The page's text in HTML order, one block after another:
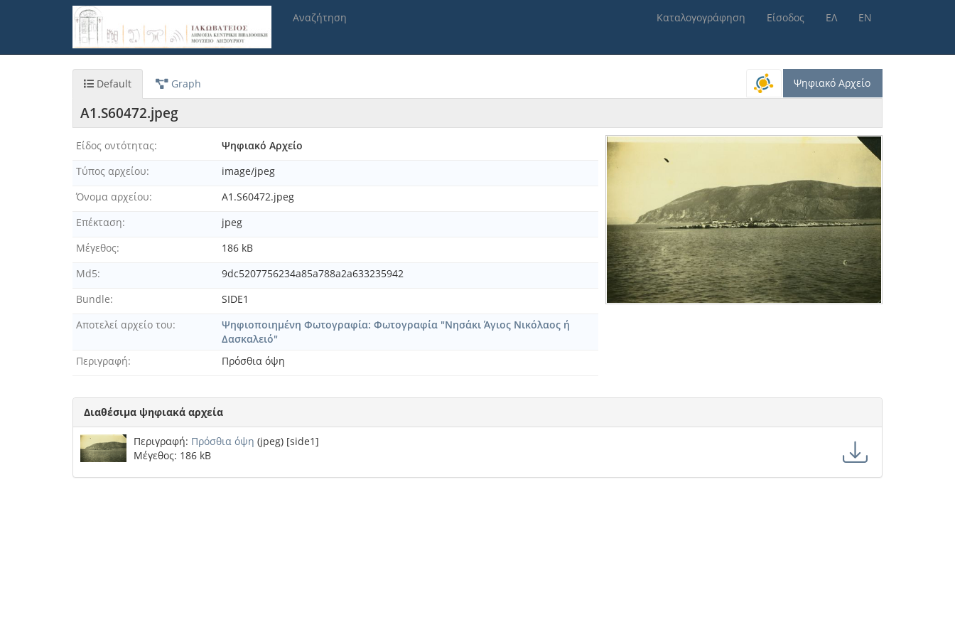
Αναζήτηση Καταλογογράφηση Είσοδος ΕΛ ΕΝ
Default Graph Ψηφιακό Αρχείο
A1.S60472.jpeg
Είδος οντότητας
Ψηφιακό Αρχείο
Τύπος αρχείου
image/jpeg
Όνομα αρχείου
A1.S60472.jpeg
Επέκταση
jpeg
Μέγεθος
186 kB
Md5
9dc5207756234a85a788a2a633235942
Bundle
SIDE1
Αποτελεί αρχείο του
Ψηφιοποιημένη Φωτογραφία: Φωτογραφία "Νησάκι Άγιος Νικόλαος ή
Δασκαλειό"
Περιγραφή
Πρόσθια όψη
Διαθέσιμα ψηφιακά αρχεία
Περιγραφή: Πρόσθια όψη (jpeg) [side1]
Μέγεθος: 186 kB